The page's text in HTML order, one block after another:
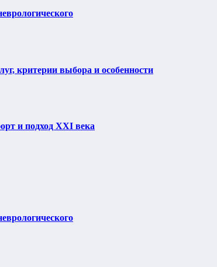
критерии выбора и особенности
и подход XXI века